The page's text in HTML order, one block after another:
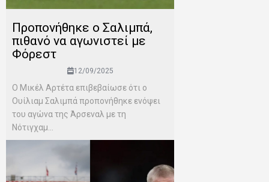
Προπονήθηκε ο Σαλιμπά,
πιθανό να αγωνιστεί με
Φόρεστ
12/09/2025
Ο Μικέλ Αρτέτα επιβεβαίωσε ότι ο
Ουίλιαμ Σαλιμπά προπονήθηκε ενόψει
του αγώνα της Άρσεναλ με τη
Νότιγχαμ...